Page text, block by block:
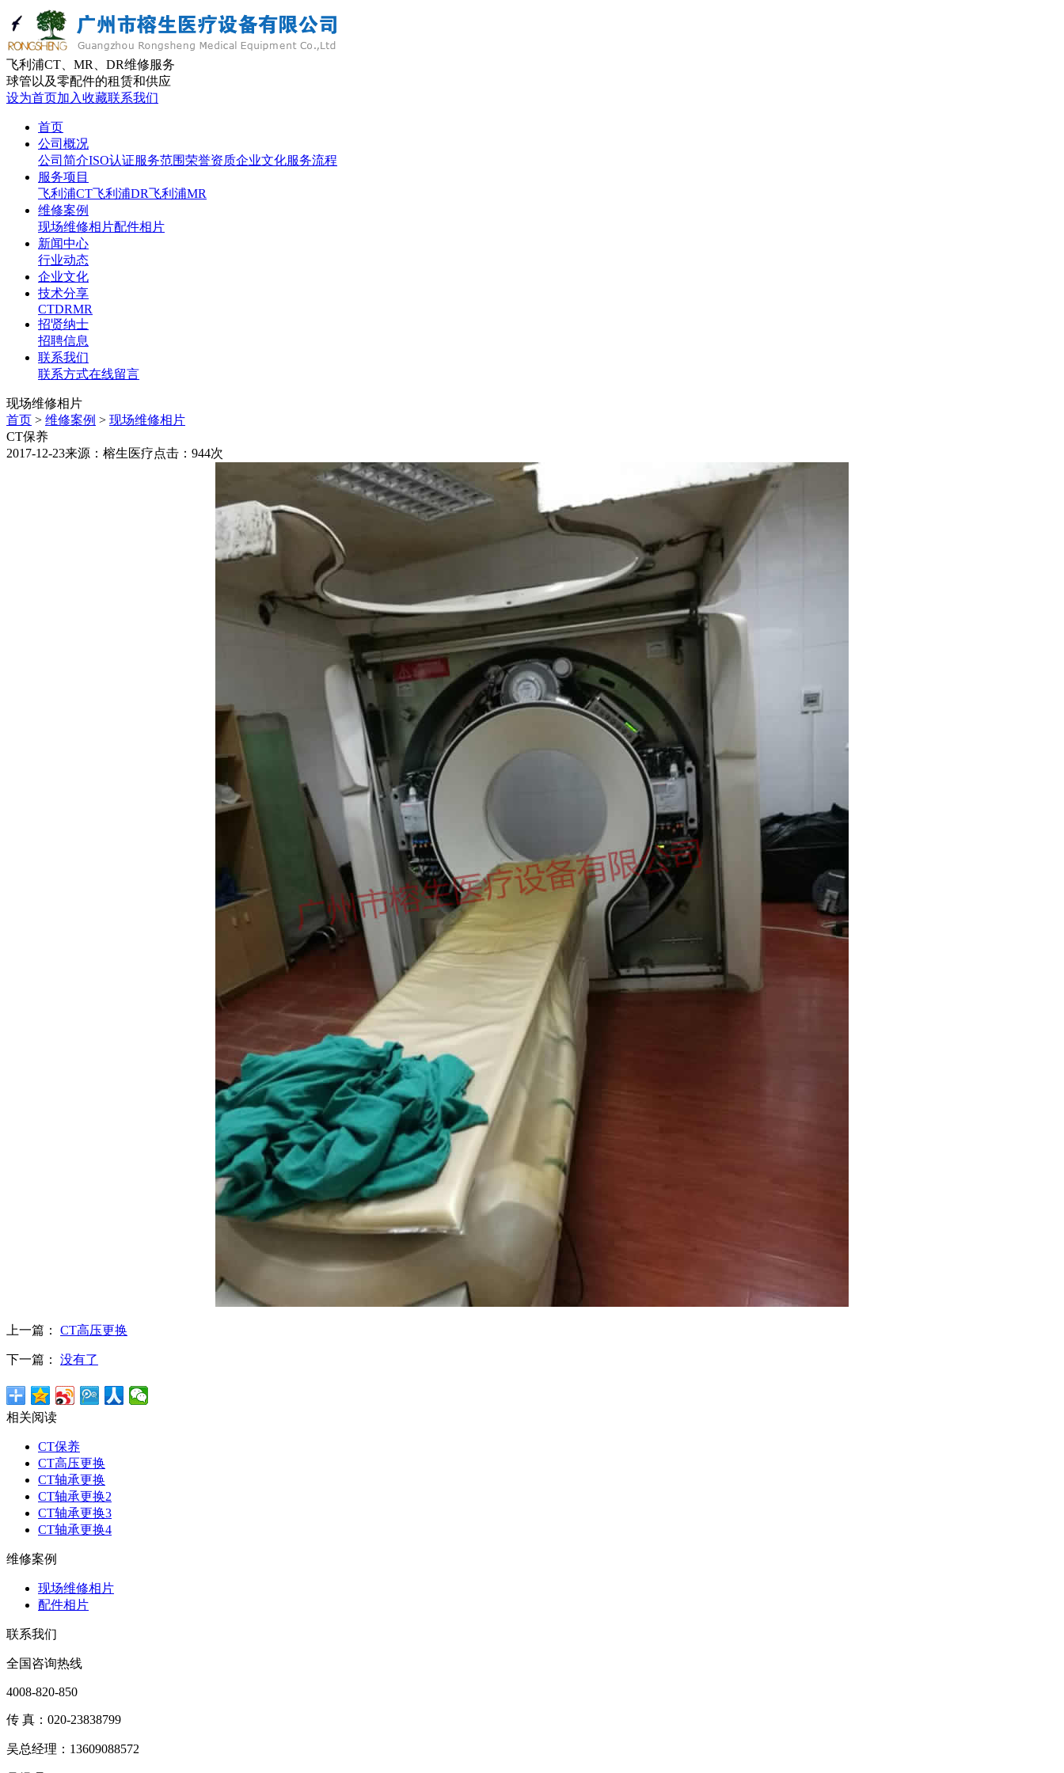
飞利浦CT、MR、DR维修服务
球管以及零配件的租赁和供应
设为首页加入收藏联系我们
首页
公司概况
公司简介ISO认证服务范围荣誉资质企业文化服务流程
服务项目
飞利浦CT飞利浦DR飞利浦MR
维修案例
现场维修相片配件相片
新闻中心
行业动态
企业文化
技术分享
CTDRMR
招贤纳士
招聘信息
联系我们
联系方式在线留言
现场维修相片
首页 > 维修案例 > 现场维修相片
CT保养
2017-12-23来源：榕生医疗点击：944次
上一篇： CT高压更换
下一篇： 没有了
相关阅读
CT保养
CT高压更换
CT轴承更换
CT轴承更换2
CT轴承更换3
CT轴承更换4
维修案例
现场维修相片
配件相片
联系我们
全国咨询热线
4008-820-850
传 真：020-23838799
吴总经理：13609088572